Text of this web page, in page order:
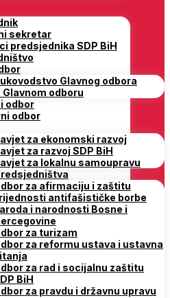
sekretar
predsjednika SDP BiH
Glavnog odbora
Glavnom odboru
odbor
odbor
za ekonomski razvoj
za razvoj SDP BiH
za lokalnu samoupravu
za afirmaciju i zaštitu
antifašističke borbe
i narodnosti Bosne i
za turizam
za reformu ustava i ustavna
za rad i socijalnu zaštitu
BiH
za pravdu i državnu upravu